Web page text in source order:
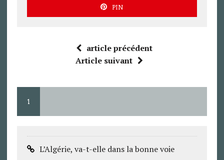
PIN
article précédent
Article suivant
1
L’Algérie, va-t-elle dans la bonne voie